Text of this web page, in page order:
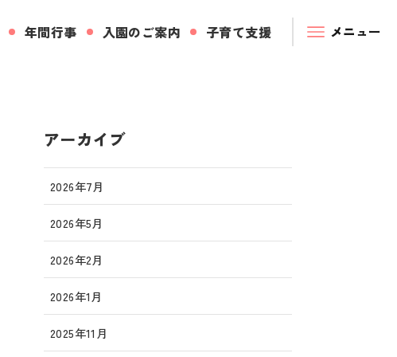
年間行事 入園のご案内 子育て支援
アーカイブ
2026年7月
2026年5月
2026年2月
2026年1月
2025年11月